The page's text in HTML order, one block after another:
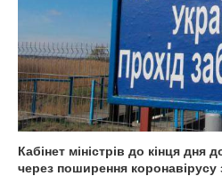
Кабінет міністрів до кінця дня
через поширення коронавірусу